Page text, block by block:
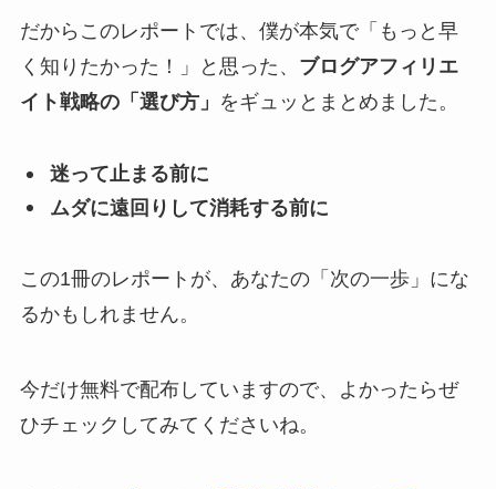
だからこのレポートでは、僕が本気で「もっと早
く知りたかった！」と思った、 ブログアフィリエ
イト戦略の「選び方」 をギュッとまとめました。
迷って止まる前に
ムダに遠回りして消耗する前に
この1冊のレポートが、あなたの「次の一歩」にな
るかもしれません。
今だけ無料で配布していますので、よかったらぜ
ひチェックしてみてくださいね。